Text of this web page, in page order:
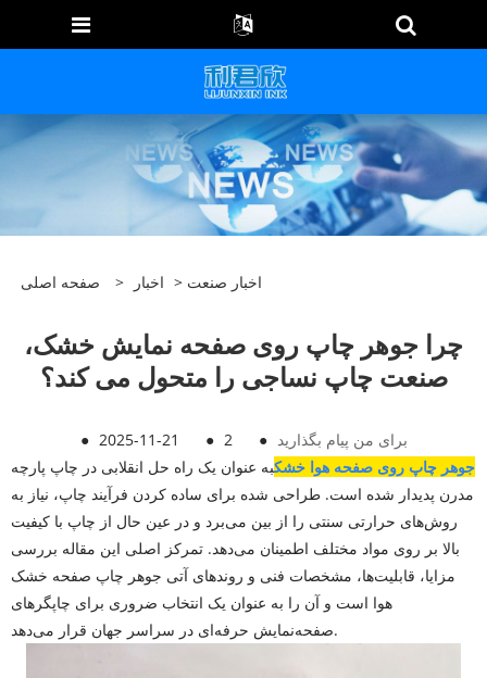
صفحه اصلی > اخبار > اخبار صنعت
چرا جوهر چاپ روی صفحه نمایش خشک،
صنعت چاپ نساجی را متحول می کند؟
● 2025-11-21 ● 2 ● برای من پیام بگذارید
جوهر چاپ روی صفحه هوا خشکبه عنوان یک راه حل انقلابی در چاپ پارچه
مدرن پدیدار شده است. طراحی شده برای ساده کردن فرآیند چاپ، نیاز به
روش‌های حرارتی سنتی را از بین می‌برد و در عین حال از چاپ با کیفیت
بالا بر روی مواد مختلف اطمینان می‌دهد. تمرکز اصلی این مقاله بررسی
مزایا، قابلیت‌ها، مشخصات فنی و روندهای آتی جوهر چاپ صفحه خشک
هوا است و آن را به عنوان یک انتخاب ضروری برای چاپگرهای
صفحه‌نمایش حرفه‌ای در سراسر جهان قرار می‌دهد.